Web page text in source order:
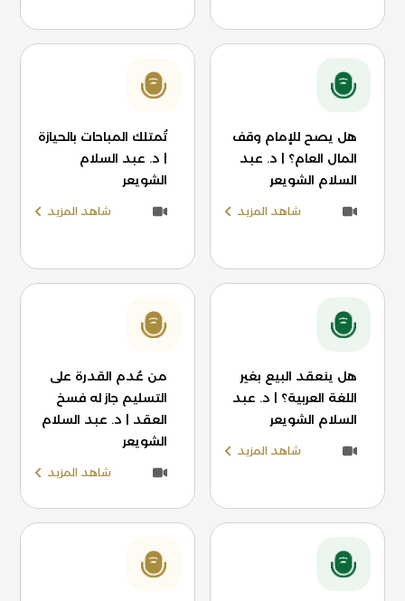
هل يصح للإمام وقف
المال العام؟ | د. عبد
السلام الشويعر
شاهد المزيد
تُمتلك المباحات بالحيازة
| د. عبد السلام
الشويعر
شاهد المزيد
هل ينعقد البيع بغير
اللغة العربية؟ | د. عبد
السلام الشويعر
شاهد المزيد
من عُدم القدرة على
التسليم جاز له فسخ
العقد | د. عبد السلام
الشويعر
شاهد المزيد